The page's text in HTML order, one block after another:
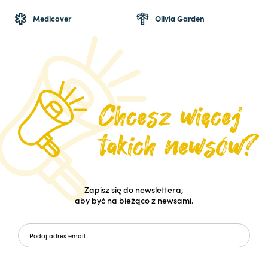
Medicover Olivia Garden
Zapisz się do newslettera,
aby być na bieżąco z newsami.